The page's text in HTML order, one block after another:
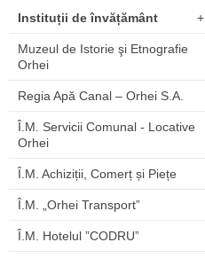
Instituții de învățământ +
Muzeul de Istorie şi Etnografie
Orhei
Regia Apă Canal – Orhei S.A.
Î.M. Servicii Comunal - Locative
Orhei
Î.M. Achiziții, Comerț și Piețe
Î.M. „Orhei Transport”
Î.M. Hotelul ”CODRU”